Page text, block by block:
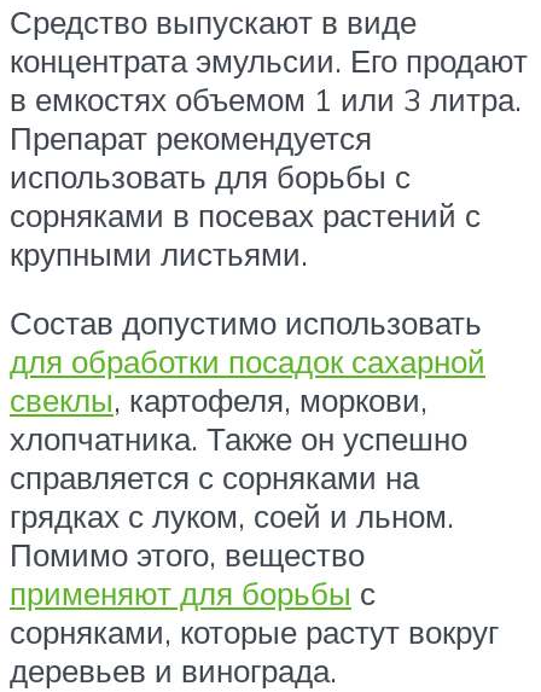
Средство выпускают в виде
концентрата эмульсии. Его продают
в емкостях объемом 1 или 3 литра.
Препарат рекомендуется
использовать для борьбы с
сорняками в посевах растений с
крупными листьями.
Состав допустимо использовать
для обработки посадок сахарной
свеклы, картофеля, моркови,
хлопчатника. Также он успешно
справляется с сорняками на
грядках с луком, соей и льном.
Помимо этого, вещество
применяют для борьбы с
сорняками, которые растут вокруг
деревьев и винограда.